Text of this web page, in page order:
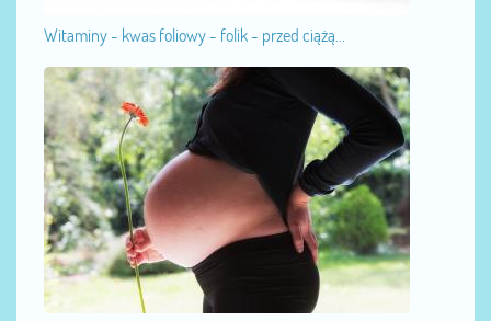
Witaminy - kwas foliowy - folik - przed ciążą...